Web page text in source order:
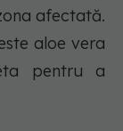
afectată.
aloe vera
pentru a